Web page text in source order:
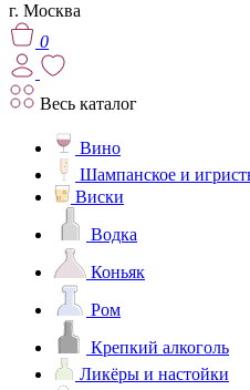
г. Москва
0
Весь каталог
Вино
Шампанское и
Виски
Водка
Коньяк
Ром
Крепкий алкоголь
Ликёры и настойки